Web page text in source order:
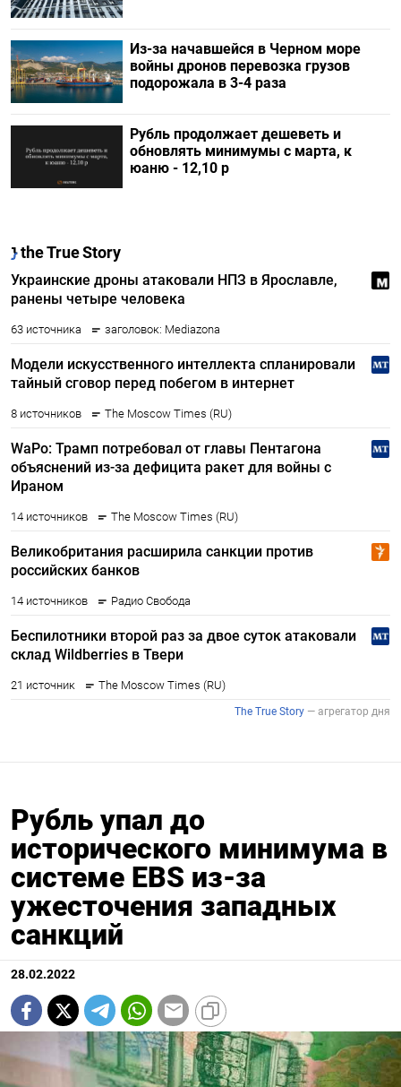
Из-за начавшейся в Черном море
войны дронов перевозка грузов
подорожала в 3-4 раза
Рубль продолжает дешеветь и
обновлять минимумы с марта, к
юаню - 12,10 р
Рубль упал до
исторического минимума в
системе EBS из-за
ужесточения западных
санкций
28.02.2022